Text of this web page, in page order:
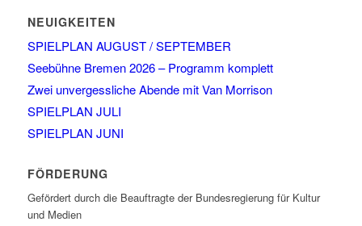
NEUIGKEITEN
SPIELPLAN AUGUST / SEPTEMBER
Seebühne Bremen 2026 – Programm komplett
Zwei unvergessliche Abende mit Van Morrison
SPIELPLAN JULI
SPIELPLAN JUNI
FÖRDERUNG
Gefördert durch die Beauftragte der Bundesregierung für Kultur
und Medien